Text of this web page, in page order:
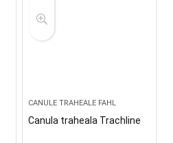
CANULE TRAHEALE FAHL
Canula traheala Trachline